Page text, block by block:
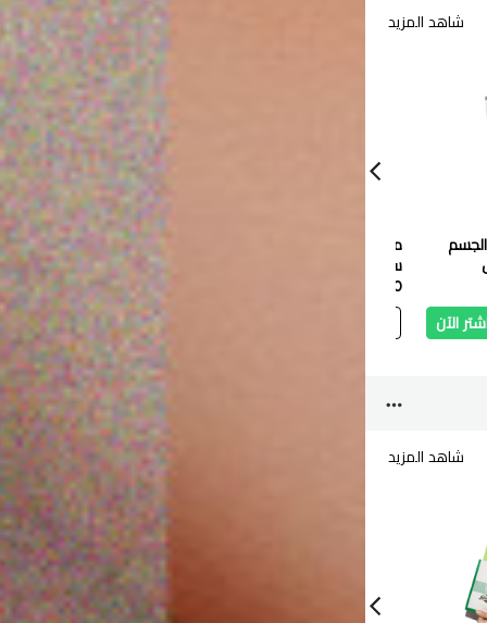
شاهد المزيد
الآن
مقشر الوجه الجليكوليك
سهل التقشير من ريفويل
80 مل
2.750 دب
رغوة تنظيف الهواء من
ريفويل بعصير الخيار 150
أضف
اشتر الآن
من
4.400 دب
شاهد المزيد